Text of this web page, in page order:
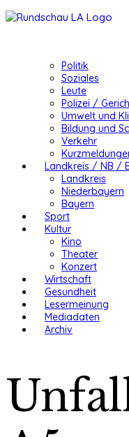
Politik
Soziales
Leute
Polizei /
Umwelt und
Bildung und
Verkehr
Landkreis / NB /
Landkreis
Niederbayern
Bayern
Sport
Kultur
Kino
Theater
Konzert
Wirtschaft
Gesundheit
Lesermeinung
Mediadaten
Archiv